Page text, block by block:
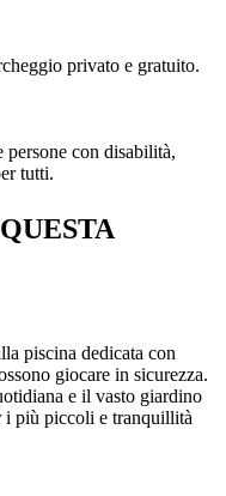
privato e gratuito.
persone con disabilità,
tutti.
piscina dedicata con
giocare in sicurezza.
e il vasto giardino
più piccoli e tranquillità